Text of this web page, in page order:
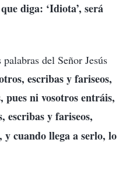
diga: ‘Idiota’, será
del Señor Jesús
escribas y fariseos,
ni vosotros entráis,
escribas y fariseos,
cuando llega a serlo, lo